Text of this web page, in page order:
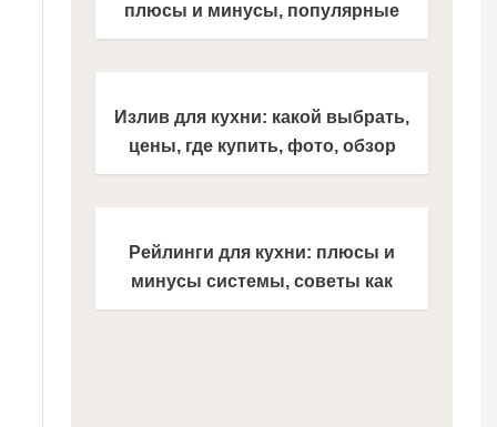
плюсы и минусы, популярные
бренды, стильные новинки
Излив для кухни: какой выбрать,
цены, где купить, фото, обзор
лучших моделей
Рейлинги для кухни: плюсы и
минусы системы, советы как
выбрать и установить рейлинги,